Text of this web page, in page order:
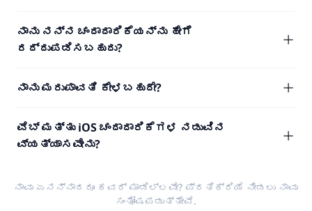
ನಾನು ನನ್ನ ಚಂದಾದಾರಿಕೆಯನ್ನು ಹೇಗೆ
ರದ್ದುಪಡಿಸಬಹುದು?
ನಾನು ಮರುಪಾವತಿ ಕೇಳಬಹುದೇ?
ವೆಬ್ ಮತ್ತು iOS ಚಂದಾದಾರಿಕೆಗಳ ನಡುವಿನ
ವ್ಯತ್ಯಾಸವೇನು?
ನಾವು ಏನನ್ನಾದರೂ ಕವರ್ ಮಾಡಿಲ್ಲವೇ? ಪ್ರತಿಕ್ರಿಯೆ ನೀಡಲು ನಾವು
ಸಂತೋಷಪಡುತ್ತೇವೆ.